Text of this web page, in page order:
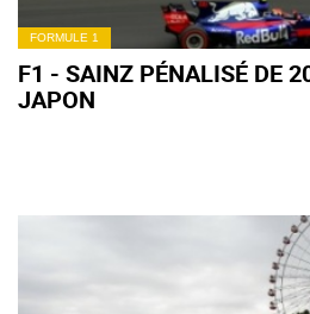
FORMULE 1
F1 - SAINZ PÉNALISÉ DE
JAPON